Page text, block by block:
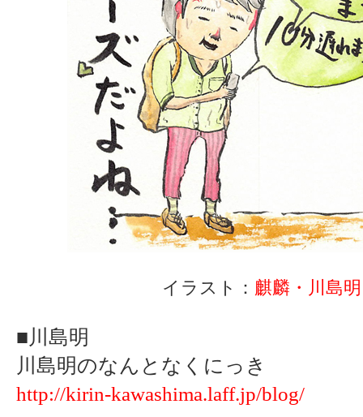
イラスト： 麒麟・川島明
■川島明
川島明のなんとなくにっき
http://kirin-kawashima.laff.jp/blog/